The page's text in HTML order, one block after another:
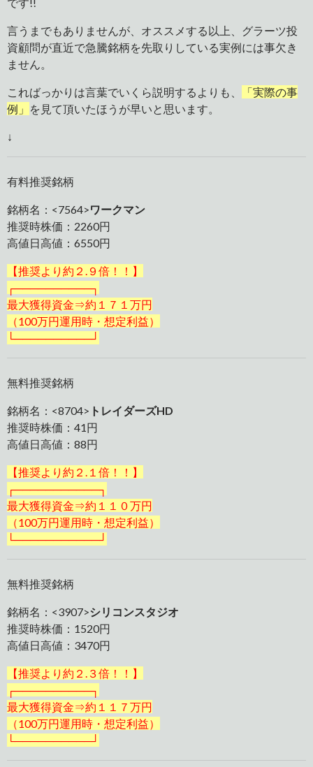
言うまでもありませんが、オススメする以上、グラーツ投
資顧問が直近で急騰銘柄を先取りしている実例には事欠き
ません。
こればっかりは言葉でいくら説明するよりも、
「実際の事
例」 を見て頂いたほうが早いと思います。
↓
有料推奨銘柄
銘柄名：<7564>ワークマン
推奨時株価：2260円
高値日高値：6550円
【推奨より約２.９倍！！】
┌──────────┐
最大獲得資金⇒約１７１万円
（100万円運用時・想定利益）
└──────────┘
無料推奨銘柄
銘柄名：<8704> トレイダーズHD
推奨時株価：41円
高値日高値：88円
【推奨より約２.１倍！！】
┌───────────┐
最大獲得資金⇒約１１０万円
（100万円運用時・想定利益）
└───────────┘
無料推奨銘柄
銘柄名：<3907>シリコンスタジオ
推奨時株価：1520円
高値日高値：3470円
【推奨より約２.３倍！！】
┌──────────┐
最大獲得資金⇒約１１７万円
（100万円運用時・想定利益）
└──────────┘